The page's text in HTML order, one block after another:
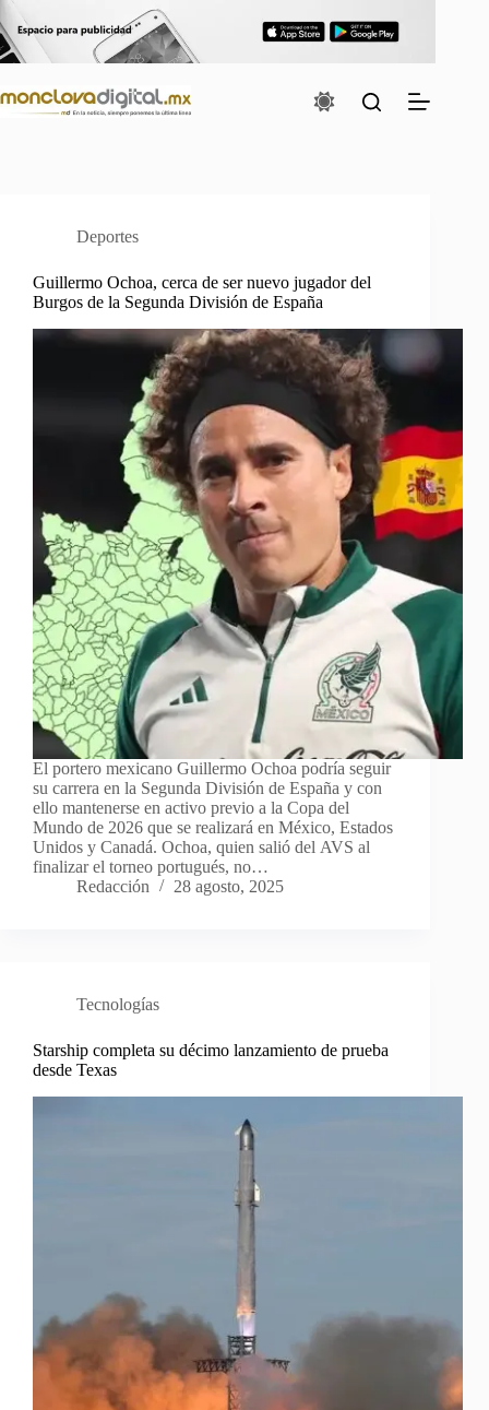
al
contenido
Deportes
Guillermo Ochoa, cerca de ser nuevo jugador del
Burgos de la Segunda División de España
El portero mexicano Guillermo Ochoa podría seguir
su carrera en la Segunda División de España y con
ello mantenerse en activo previo a la Copa del
Mundo de 2026 que se realizará en México, Estados
Unidos y Canadá. Ochoa, quien salió del AVS al
finalizar el torneo portugués, no…
Redacción
28 agosto, 2025
Tecnologías
Starship completa su décimo lanzamiento de prueba
desde Texas